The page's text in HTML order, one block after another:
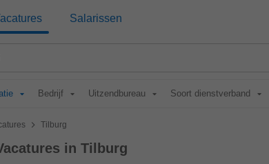
Salarissen
Bedrijf Uitzendbureau Soort dienstverband
> Tilburg
in Tilburg